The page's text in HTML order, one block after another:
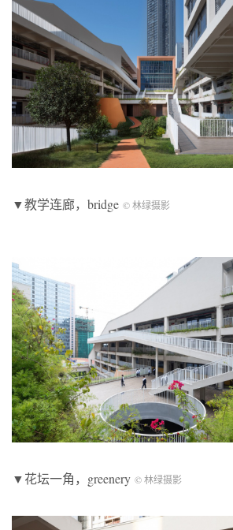
▼教学连廊，bridge © 林绿摄影
▼花坛一角，greenery © 林绿摄影